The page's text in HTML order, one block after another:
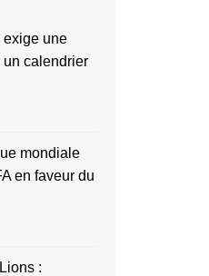
exige une
un calendrier
mondiale
en faveur du
: